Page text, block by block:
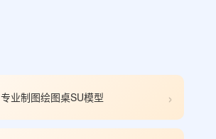
专业制图绘图桌SU模型 ›